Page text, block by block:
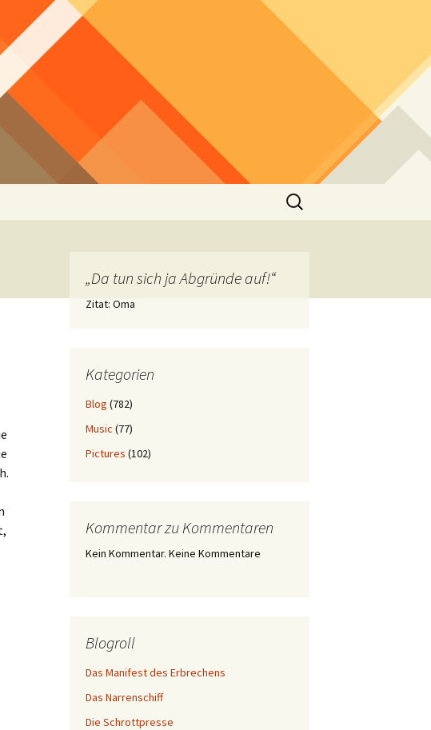
Suchen
nach:
„Da tun sich ja Abgründe auf!“
Zitat: Oma
Kategorien
Blog (782)
Music (77)
Pictures (102)
Kommentar zu Kommentaren
Kein Kommentar. Keine Kommentare
Blogroll
Das Manifest des Erbrechens
Das Narrenschiff
Die Schrottpresse